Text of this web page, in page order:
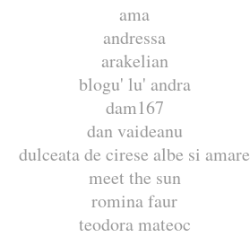
ama
andressa
arakelian
blogu' lu' andra
dam167
dan vaideanu
dulceata de cirese albe si amare
meet the sun
romina faur
teodora mateoc